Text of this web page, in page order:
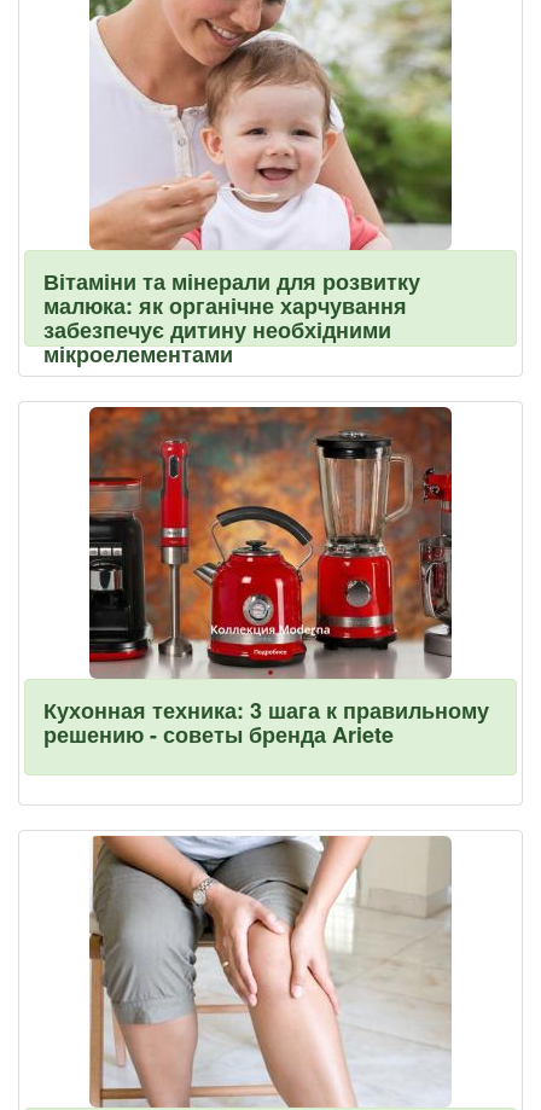
Вітаміни та мінерали для розвитку
малюка: як органічне харчування
забезпечує дитину необхідними
мікроелементами
Кухонная техника: 3 шага к правильному
решению - советы бренда Ariete